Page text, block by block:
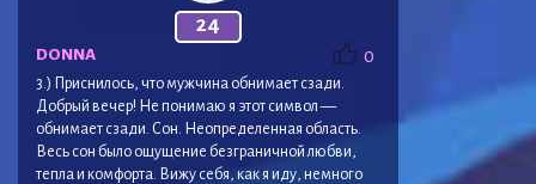
24
0
DONNA
3.) Приснилось, что мужчина обнимает сзади.
Добрый вечер! Не понимаю я этот символ —
обнимает сзади. Сон. Неопределенная область.
Весь сон было ощущение безграничной любви,
тепла и комфорта. Вижу себя, как я иду, немного